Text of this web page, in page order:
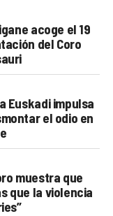
acoge el 19
del Coro
Euskadi impulsa
el odio en
muestra que
que la violencia